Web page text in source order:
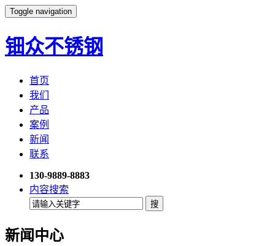
Toggle navigation
钿众不锈钢
首页
我们
产品
案例
新闻
联系
130-9889-8883
内容搜索
新闻中心